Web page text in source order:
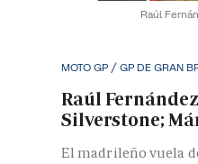
Raúl
MOTO GP / GP DE GRAN
Raúl
Silverstone;
El madrileño vuela